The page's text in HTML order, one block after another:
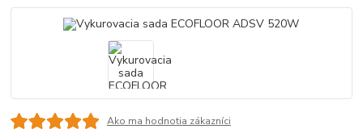
Ako ma hodnotia zákazníci